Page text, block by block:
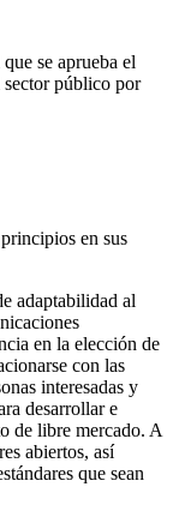
se aprueba el
público por
en sus
adaptabilidad al
en la elección de
con las
interesadas y
desarrollar e
de libre mercado. A
abiertos, así
que sean